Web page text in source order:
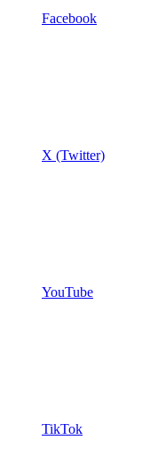
Facebook
X (Twitter)
YouTube
TikTok